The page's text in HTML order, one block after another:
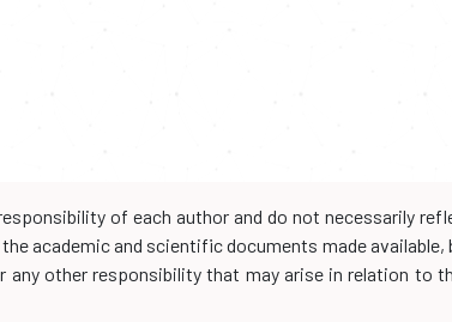
of each author and do not necessarily
academic and scientific documents made available,
other responsibility that may arise in relation to